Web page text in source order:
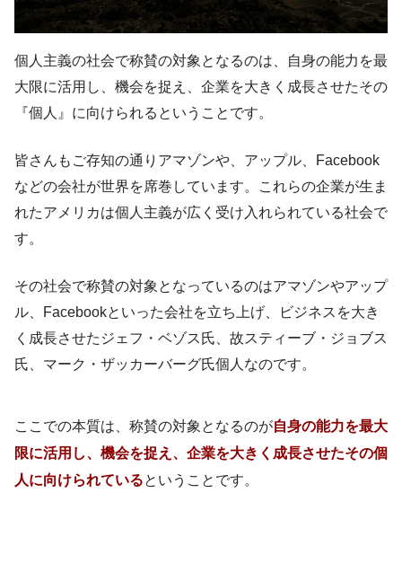
個人主義の社会で称賛の対象となるのは、自身の能力を最
大限に活用し、機会を捉え、企業を大きく成長させたその
『個人』に向けられるということです。
皆さんもご存知の通りアマゾンや、アップル、Facebook
などの会社が世界を席巻しています。これらの企業が生ま
れたアメリカは個人主義が広く受け入れられている社会で
す。
その社会で称賛の対象となっているのはアマゾンやアップ
ル、Facebookといった会社を立ち上げ、ビジネスを大き
く成長させたジェフ・ベゾス氏、故スティーブ・ジョブス
氏、マーク・ザッカーバーグ氏個人なのです。
ここでの本質は、称賛の対象となるのが自身の能力を最大
限に活用し、機会を捉え、企業を大きく成長させたその個
人に向けられているということです。